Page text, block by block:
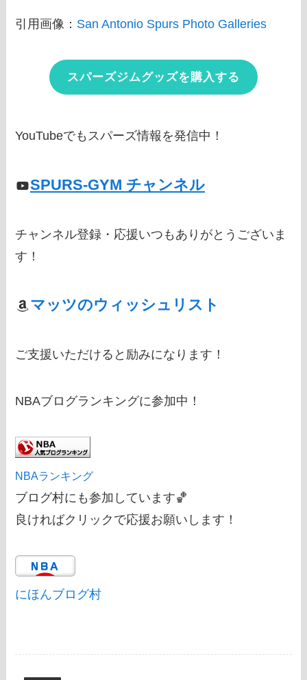
引用画像： San Antonio Spurs Photo Galleries
スパーズジムグッズを購入する
YouTubeでもスパーズ情報を発信中！
SPURS-GYM チャンネル
チャンネル登録・応援いつもありがとうございま
す！
マッツのウィッシュリスト
ご支援いただけると励みになります！
NBAブログランキングに参加中！
NBAランキング
ブログ村にも参加しています🏀
良ければクリックで応援お願いします！
にほんブログ村